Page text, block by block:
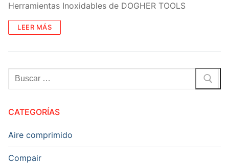
Herramientas Inoxidables de DOGHER TOOLS
LEER MÁS
Buscar:
CATEGORÍAS
Aire comprimido
Compair